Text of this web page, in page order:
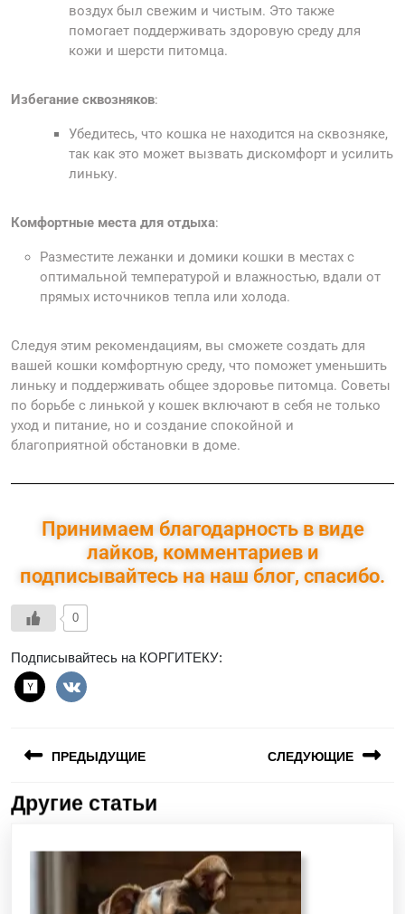
воздух был свежим и чистым. Это также
помогает поддерживать здоровую среду для
кожи и шерсти питомца.
Избегание сквозняков:
Убедитесь, что кошка не находится на сквозняке,
так как это может вызвать дискомфорт и усилить
линьку.
Комфортные места для отдыха:
Разместите лежанки и домики кошки в местах с
оптимальной температурой и влажностью, вдали от
прямых источников тепла или холода.
Следуя этим рекомендациям, вы сможете создать для
вашей кошки комфортную среду, что поможет уменьшить
линьку и поддерживать общее здоровье питомца. Советы
по борьбе с линькой у кошек включают в себя не только
уход и питание, но и создание спокойной и
благоприятной обстановки в доме.
Принимаем благодарность в виде
лайков, комментариев и
подписывайтесь на наш блог, спасибо.
0
Подписывайтесь на КОРГИТЕКУ:
ПРЕДЫДУЩИЕ СЛЕДУЮЩИЕ
Другие статьи